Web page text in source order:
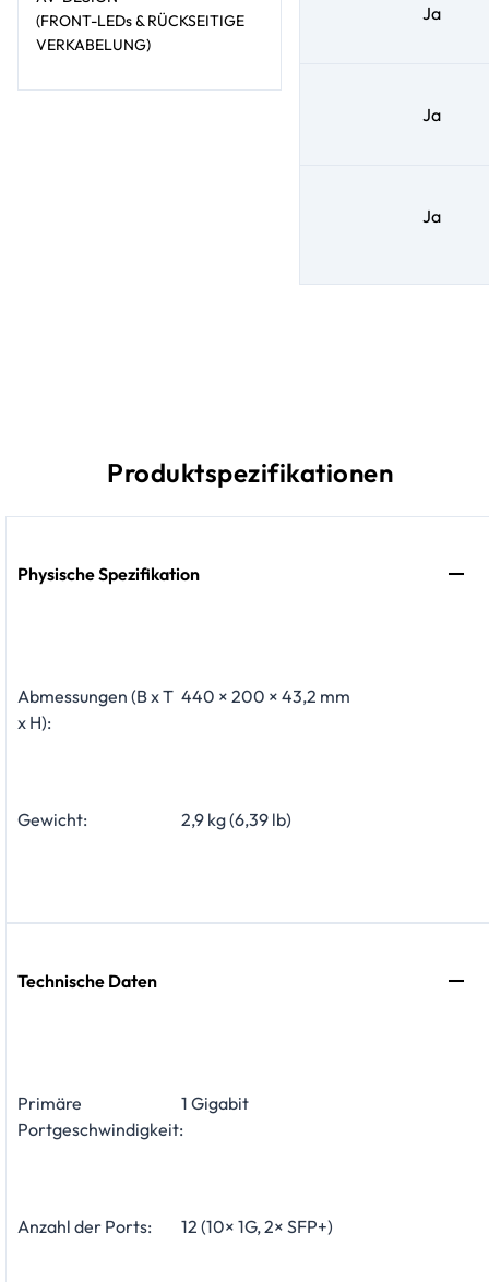
(FRONT-LEDs & RÜCKSEITIGE
VERKABELUNG)
Ja
Ja
Ja
Produktspezifikationen
Physische Spezifikation
Abmessungen (B x T
x H):
440 × 200 × 43,2 mm
Gewicht: 2,9 kg (6,39 lb)
Technische Daten
Primäre
Portgeschwindigkeit:
1 Gigabit
Anzahl der Ports: 12 (10× 1G, 2× SFP+)